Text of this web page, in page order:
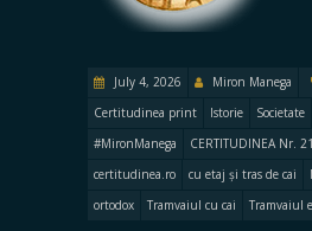
July 4, 2026 Miron Manega
Certitudinea print
Istorie Societate
#MironManega
CERTITUDINEA Nr.
certitudinea.ro
cu etaj și tras de cai
ortodox
Tramvaiul cu cai Tramvaiul